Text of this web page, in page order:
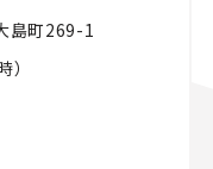
島町269-1